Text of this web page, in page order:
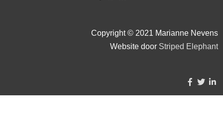
Copyright © 2021 Marianne Nevens
Website door Striped Elephant